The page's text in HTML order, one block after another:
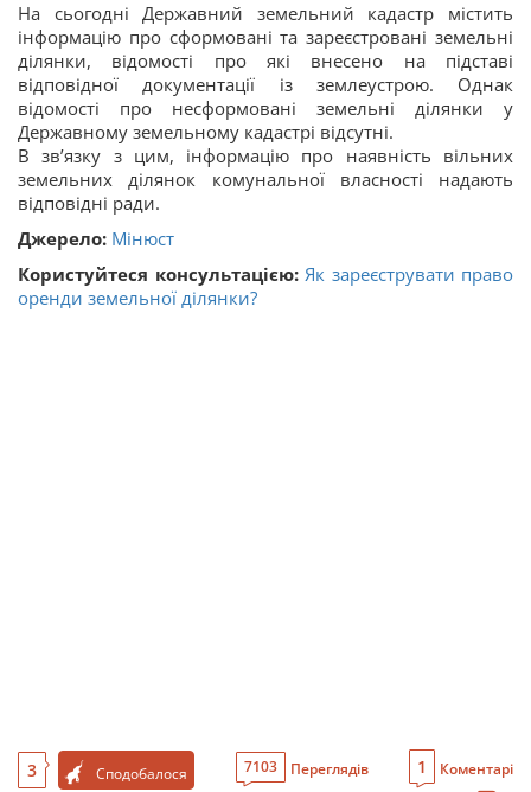
На сьогодні Державний земельний кадастр містить
інформацію про сформовані та зареєстровані земельні
ділянки, відомості про які внесено на підставі
відповідної документації із землеустрою. Однак
відомості про несформовані земельні ділянки у
Державному земельному кадастрі відсутні.
В зв’язку з цим, інформацію про наявність вільних
земельних ділянок комунальної власності надають
відповідні ради.
Джерело: Мінюст
Користуйтеся консультацією: Як зареєструвати право
оренди земельної ділянки?
3 Сподобалося 7103 Переглядів 1 Коментарі